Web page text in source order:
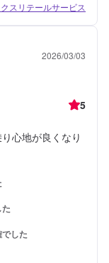
スリテールサービス
2026/03/03
5
心地が良くなり
した